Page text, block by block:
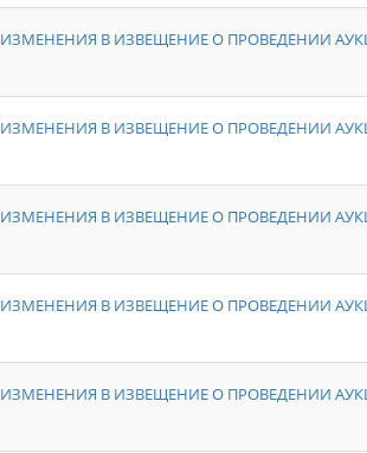
ИЗМЕНЕНИЯ В ИЗВЕЩЕНИЕ О ПРОВЕДЕНИИ
ИЗМЕНЕНИЯ В ИЗВЕЩЕНИЕ О ПРОВЕДЕНИИ
ИЗМЕНЕНИЯ В ИЗВЕЩЕНИЕ О ПРОВЕДЕНИИ
ИЗМЕНЕНИЯ В ИЗВЕЩЕНИЕ О ПРОВЕДЕНИИ
ИЗМЕНЕНИЯ В ИЗВЕЩЕНИЕ О ПРОВЕДЕНИИ